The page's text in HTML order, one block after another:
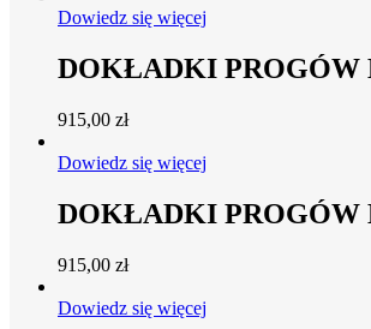
Dowiedz się więcej
DOKŁADKI PROGÓW
915,00 zł
Dowiedz się więcej
DOKŁADKI PROGÓW
915,00 zł
Dowiedz się więcej